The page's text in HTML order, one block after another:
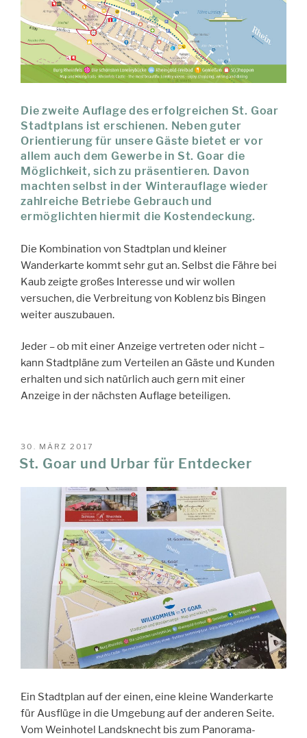
Die zweite Auflage des erfolgreichen St. Goar
Stadtplans ist erschienen. Neben guter
Orientierung für unsere Gäste bietet er vor
allem auch dem Gewerbe in St. Goar die
Möglichkeit, sich zu präsentieren. Davon
machten selbst in der Winterauflage wieder
zahlreiche Betriebe Gebrauch und
ermöglichten hiermit die Kostendeckung.
Die Kombination von Stadtplan und kleiner
Wanderkarte kommt sehr gut an. Selbst die Fähre bei
Kaub zeigte großes Interesse und wir wollen
versuchen, die Verbreitung von Koblenz bis Bingen
weiter auszubauen.
Jeder – ob mit einer Anzeige vertreten oder nicht –
kann Stadtpläne zum Verteilen an Gäste und Kunden
erhalten und sich natürlich auch gern mit einer
Anzeige in der nächsten Auflage beteiligen.
VERÖFFENTLICHT
AM
30. MÄRZ 2017
St. Goar und Urbar für Entdecker
Ein Stadtplan auf der einen, eine kleine Wanderkarte
für Ausflüge in die Umgebung auf der anderen Seite.
Vom Weinhotel Landsknecht bis zum Panorama-